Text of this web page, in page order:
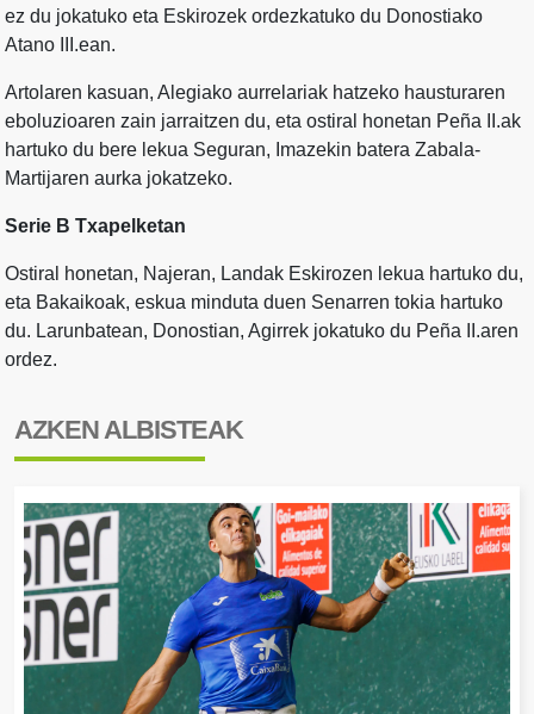
ez du jokatuko eta Eskirozek ordezkatuko du Donostiako
Atano III.ean.
Artolaren kasuan, Alegiako aurrelariak hatzeko hausturaren
eboluzioaren zain jarraitzen du, eta ostiral honetan Peña II.ak
hartuko du bere lekua Seguran, Imazekin batera Zabala-
Martijaren aurka jokatzeko.
Serie B Txapelketan
Ostiral honetan, Najeran, Landak Eskirozen lekua hartuko du,
eta Bakaikoak, eskua minduta duen Senarren tokia hartuko
du. Larunbatean, Donostian, Agirrek jokatuko du Peña II.aren
ordez.
AZKEN ALBISTEAK